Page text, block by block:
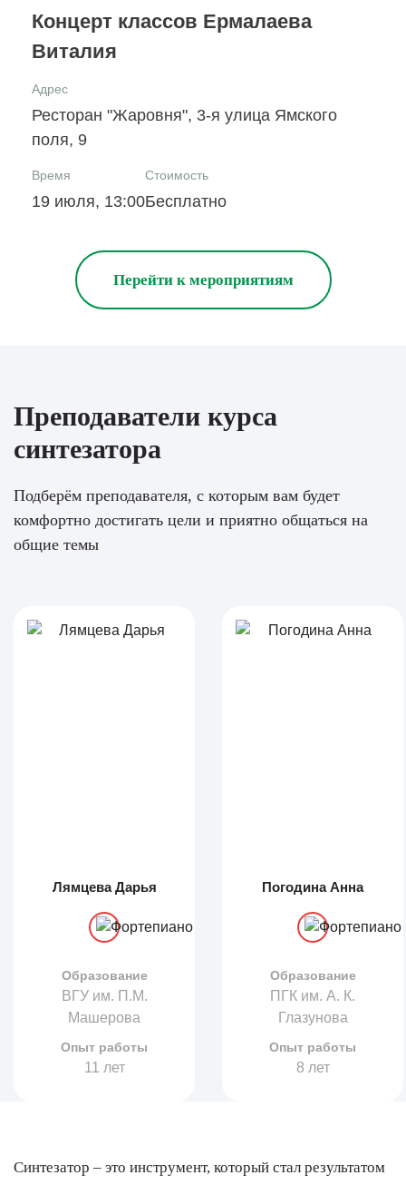
Концерт классов Ермалаева
Виталия
Адрес
Ресторан "Жаровня", 3-я улица Ямского
поля, 9
Время
19 июля, 13:00
Стоимость
Бесплатно
Перейти к мероприятиям
Преподаватели курса
синтезатора
Подберём преподавателя, с которым вам будет
комфортно достигать цели и приятно общаться на
общие темы
Лямцева Дарья
Образование
ВГУ им. П.М.
Машерова
Опыт работы
11 лет
Погодина Анна
Образование
ПГК им. А. К.
Глазунова
Опыт работы
8 лет
Синтезатор – это инструмент, который стал результатом